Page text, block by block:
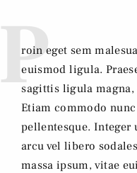
roin eget sem
euismod ligula.
sagittis ligula magna,
Etiam commodo
pellentesque.
arcu vel libero
massa ipsum, vitae